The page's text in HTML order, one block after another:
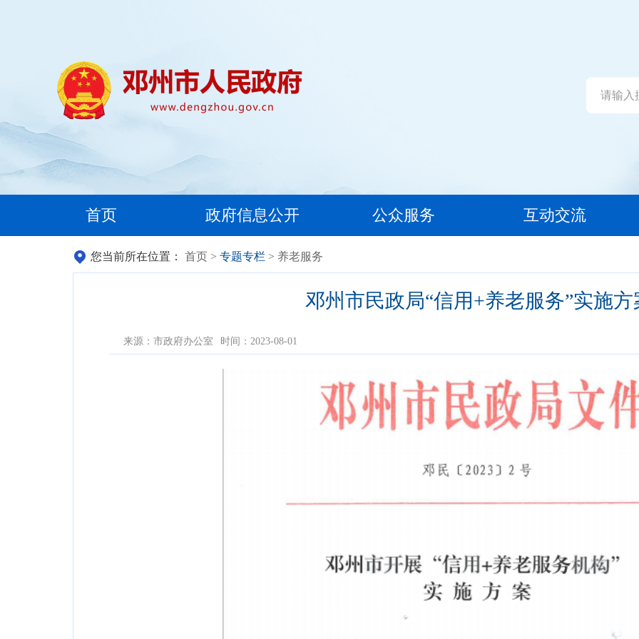
首页 政府信息公开 公众服务 互动交流
您当前所在位置： 首页 > 专题专栏 > 养老服务
邓州市民政局“信用+养老服务”实施方
来源：市政府办公室 时间：2023-08-01